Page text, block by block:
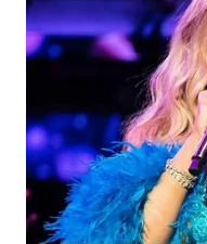
TENGAH
WN
TEBING
TINGGI